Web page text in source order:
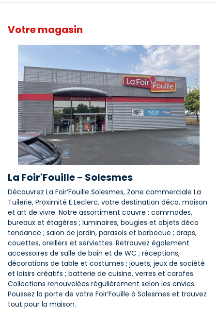
Votre magasin
La Foir'Fouille - Solesmes
Découvrez La Foir’Fouille Solesmes, Zone commerciale La
Tuilerie, Proximité E.Leclerc, votre destination déco, maison
et art de vivre. Notre assortiment couvre : commodes,
bureaux et étagères ; luminaires, bougies et objets déco
tendance ; salon de jardin, parasols et barbecue ; draps,
couettes, oreillers et serviettes. Retrouvez également :
accessoires de salle de bain et de WC ; réceptions,
décorations de table et costumes ; jouets, jeux de société
et loisirs créatifs ; batterie de cuisine, verres et carafes.
Collections renouvelées régulièrement selon les envies.
Poussez la porte de votre Foir’Fouille à Solesmes et trouvez
tout pour la maison.